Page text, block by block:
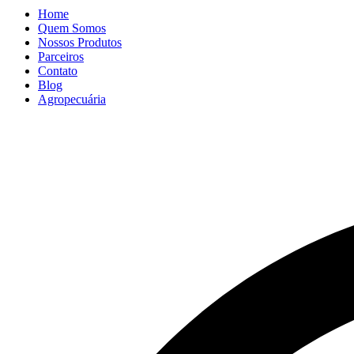
Home
Quem Somos
Nossos Produtos
Parceiros
Contato
Blog
Agropecuária